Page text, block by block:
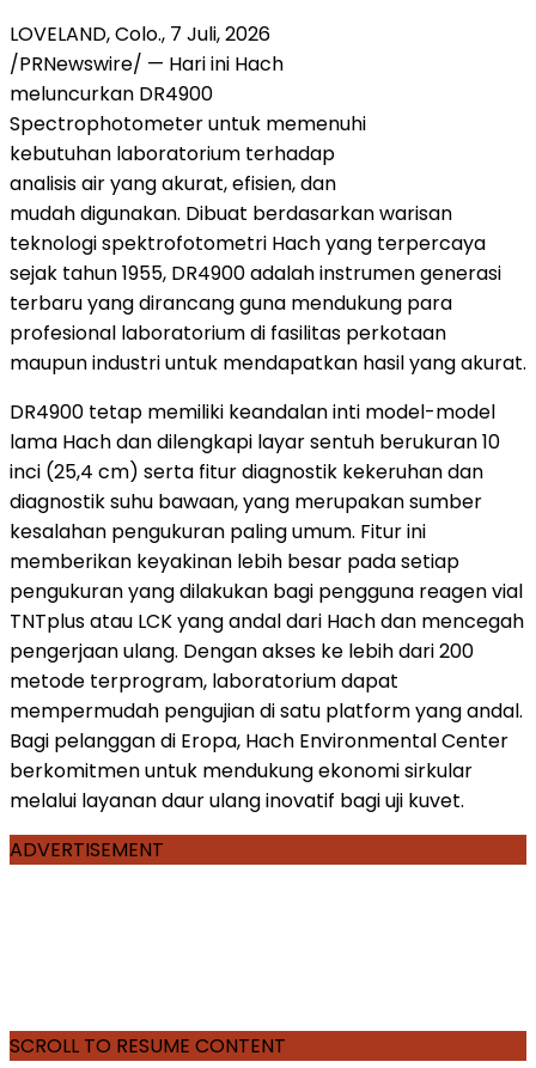
LOVELAND, Colo., 7 Juli, 2026
/PRNewswire/ — Hari ini Hach
meluncurkan DR4900
Spectrophotometer untuk memenuhi
kebutuhan laboratorium terhadap
analisis air yang akurat, efisien, dan
mudah digunakan. Dibuat berdasarkan warisan
teknologi spektrofotometri Hach yang terpercaya
sejak tahun 1955, DR4900 adalah instrumen generasi
terbaru yang dirancang guna mendukung para
profesional laboratorium di fasilitas perkotaan
maupun industri untuk mendapatkan hasil yang akurat.
DR4900 tetap memiliki keandalan inti model-model
lama Hach dan dilengkapi layar sentuh berukuran 10
inci (25,4 cm) serta fitur diagnostik kekeruhan dan
diagnostik suhu bawaan, yang merupakan sumber
kesalahan pengukuran paling umum. Fitur ini
memberikan keyakinan lebih besar pada setiap
pengukuran yang dilakukan bagi pengguna reagen vial
TNTplus atau LCK yang andal dari Hach dan mencegah
pengerjaan ulang. Dengan akses ke lebih dari 200
metode terprogram, laboratorium dapat
mempermudah pengujian di satu platform yang andal.
Bagi pelanggan di Eropa, Hach Environmental Center
berkomitmen untuk mendukung ekonomi sirkular
melalui layanan daur ulang inovatif bagi uji kuvet.
ADVERTISEMENT
SCROLL TO RESUME CONTENT